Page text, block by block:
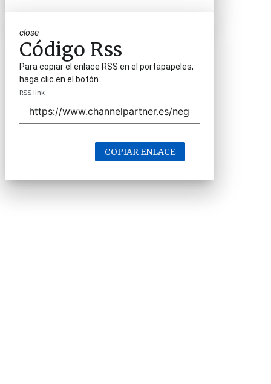
close
Código Rss
Para copiar el enlace RSS en el portapapeles,
haga clic en el botón.
RSS link
COPIAR ENLACE